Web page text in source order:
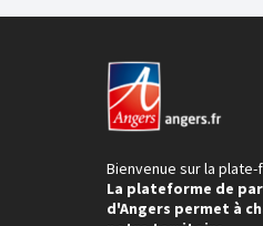
Bienvenue sur la
La plateforme de
d'Angers permet à